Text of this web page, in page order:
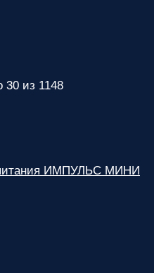
30 из 1148
питания ИМПУЛЬС МИНИ